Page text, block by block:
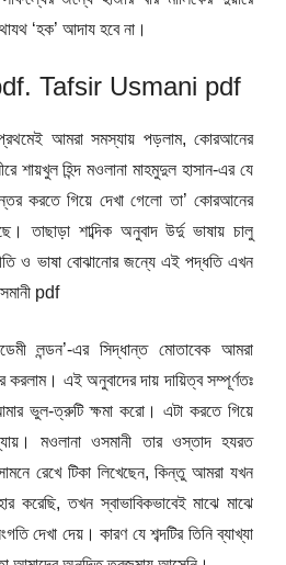
‘হক’ আদায হবে না।
pdf. Tafsir Usmani pdf
আমরা সমস্যায় পড়লাম, কোরআনের
শায়খুল হিন্দ মওলানা মাহমুদুল হাসান-এর যে
করতে গিয়ে দেখা গেলো তা’ কোরআনের
তাছাড়া শাব্দিক অনুবাদ উর্দু ভাষায় চালু
ও ভাষা বোঝানোর জন্যে এই পদ্ধতি এখন
pdf
লন্ডন’-এর সিদ্ধান্ত মোতাবেক আমরা
এই অনুবাদের দায় দায়িত্ব সম্পূর্ণতঃ
ভুল-ত্রুটি ক্ষমা করো। এটা করতে গিয়ে
মওলানা ওসমানী তার ওস্তাদ হযরত
রেখে টিকা লিখেছেন, কিন্তু আমরা যখন
করেছি, তখন স্বাভাবিকভাবেই মাঝে মাঝে
দেখা দেয়। কারণ যে শব্দটির তিনি ব্যাখ্যা